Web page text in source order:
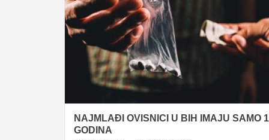
NAJMLAĐI OVISNICI U BIH IMAJU SAMO
GODINA